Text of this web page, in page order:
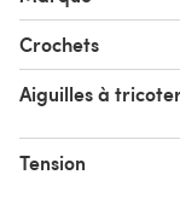
Crochets
Aiguilles à
Tension